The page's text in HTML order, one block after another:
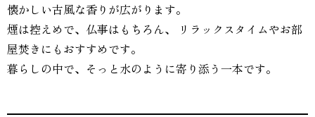
懐かしい古風な香りが広がります。
煙は控えめで、仏事はもちろん、 リラックスタイムやお部
屋焚きにもおすすめです。
暮らしの中で、そっと水のように寄り添う一本です。